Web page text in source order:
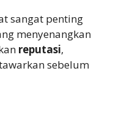
sangat penting
menyenangkan
reputasi,
sebelum